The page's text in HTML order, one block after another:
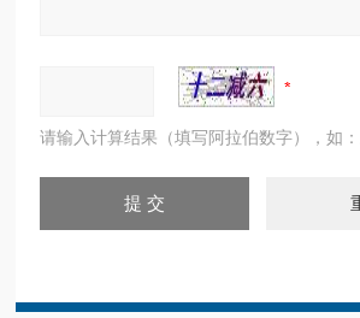
请输入计算结果（填写阿拉伯数字），如